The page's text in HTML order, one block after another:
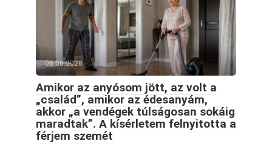
06.08.2026
Amikor az anyósom jött, az volt a
„család”, amikor az édesanyám,
akkor „a vendégek túlságosan sokáig
maradtak”. A kísérletem felnyitotta a
férjem szemét